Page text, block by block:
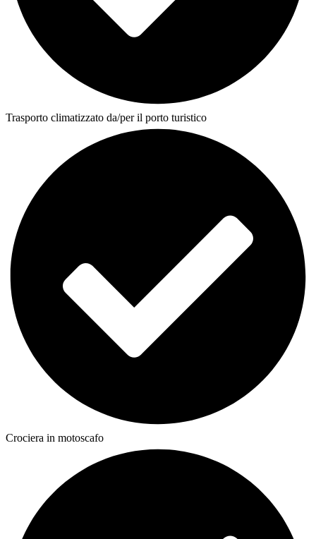
Trasporto climatizzato da/per il porto turistico
Crociera in motoscafo